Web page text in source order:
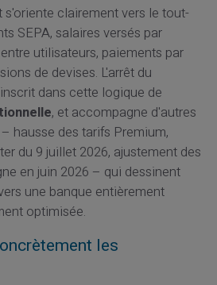
s'oriente clairement vers le tout-
SEPA, salaires versés par
utilisateurs, paiements par
de devises. L'arrêt du
dans cette logique de
, et accompagne d'autres
hausse des tarifs Premium,
du 9 juillet 2026, ajustement des
en juin 2026 – qui dessinent
une banque entièrement
optimisée.
les